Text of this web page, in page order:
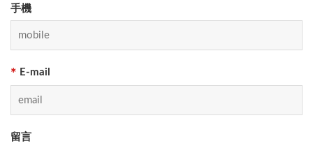
手機
* E-mail
留言